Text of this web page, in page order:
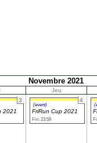
Novembre 2021
Jeu
3
2021
4
(event)
FriRun Cup 2021
Fin: 23:59